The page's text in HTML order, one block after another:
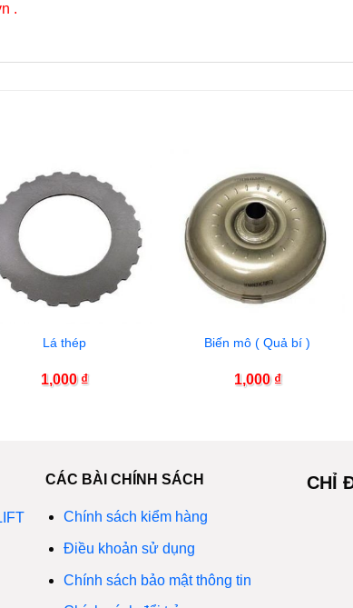
.
Lá thép
1,000 ₫
Biến mô ( Quả bí )
1,000 ₫
CÁC BÀI CHÍNH SÁCH
Chính sách kiểm hàng
Điều khoản sử dụng
Chính sách bảo mật thông tin
CHỈ